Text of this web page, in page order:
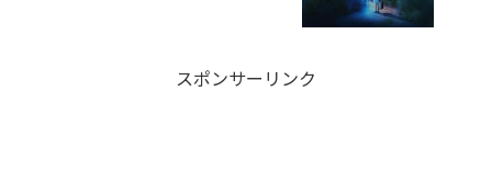
スポンサーリンク